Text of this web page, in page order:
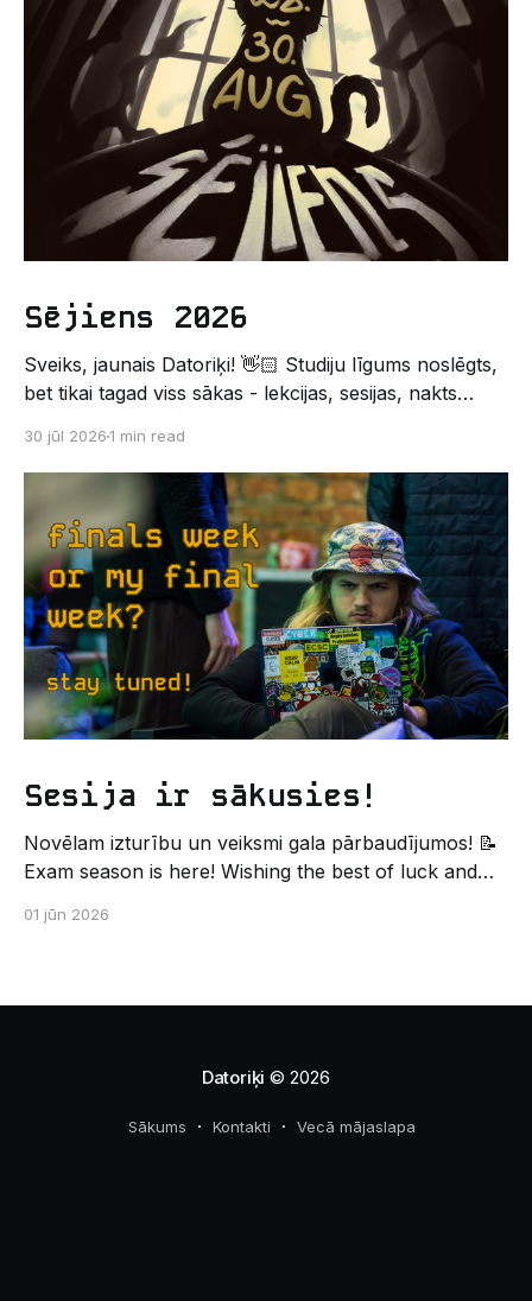
Sējiens 2026
Sveiks, jaunais Datoriķi! 👋🏻 Studiju līgums noslēgts,
bet tikai tagad viss sākas - lekcijas, sesijas, nakts
Un kas gan būtu labāks veids, kā iepazīt savu jauno
dzīvi LU EZTF datoriķu vidē, par došanos uz
leģendāro “Sējienu”? 🐱 Šī pirmsaristoteļa nometne
palīdzēs tev iegūt pirmos draugus, ieskatu studenta
30 jūl 20261 min read
Sesija ir sākusies!
Novēlam izturību un veiksmi gala pārbaudījumos! 📝
Exam season is here! Wishing the best of luck and
pašpārvaldes komunikācijas virziens
01 jūn 2026
Datoriķi © 2026
Sākums Kontakti Vecā mājaslapa